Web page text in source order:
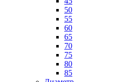
50
55
60
65
70
75
80
85